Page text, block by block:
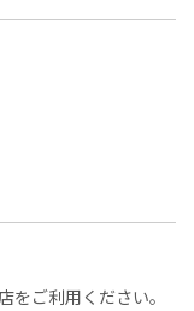
をご利用ください。